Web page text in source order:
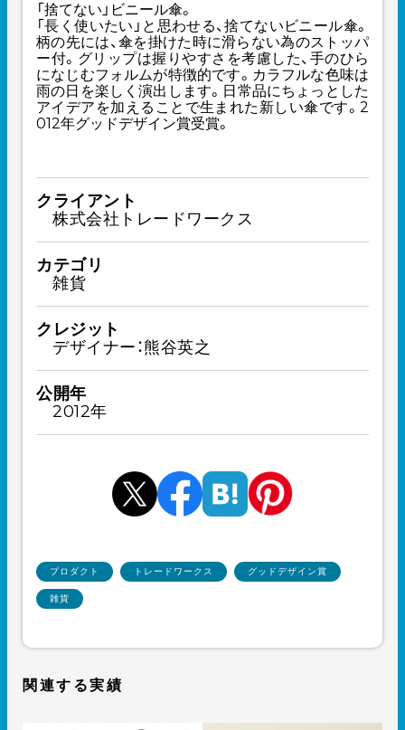
「捨てない」ビニール傘。
「長く使いたい」と思わせる、捨てないビニール傘。
柄の先には、傘を掛けた時に滑らない為のストッパ
ー付。グリップは握りやすさを考慮した、手のひら
になじむフォルムが特徴的です。カラフルな色味は
雨の日を楽しく演出します。日常品にちょっとした
アイデアを加えることで生まれた新しい傘です。2
012年グッドデザイン賞受賞。
クライアント
株式会社トレードワークス
カテゴリ
雑貨
クレジット
デザイナー：熊谷英之
公開年
2012年
プロダクト トレードワークス グッドデザイン賞
雑貨
関連する実績